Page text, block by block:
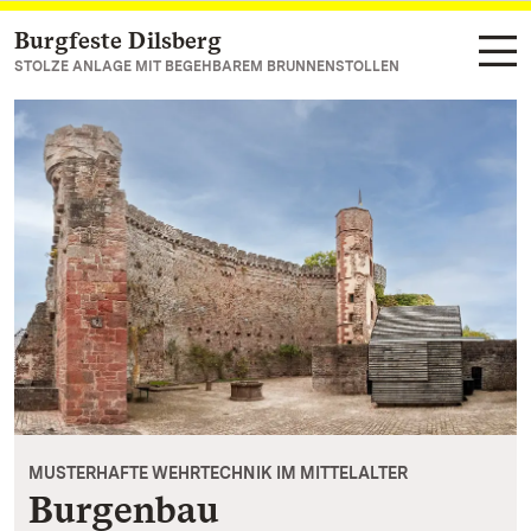
Zum Hauptinhalt springen
Burgfeste Dilsberg
STOLZE ANLAGE MIT BEGEHBAREM BRUNNENSTOLLEN
MUSTERHAFTE WEHRTECHNIK IM MITTELALTER
Burgenbau